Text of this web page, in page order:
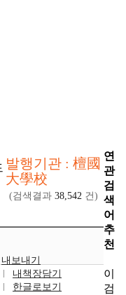
발행기관 : 檀國
大學校
(검색결과 38,542 건)
내보내기
내책장담기
한글로보기
연
관
검
색
어
추
천
이
검